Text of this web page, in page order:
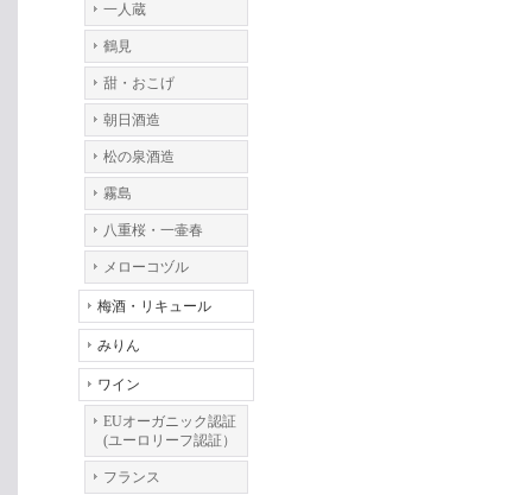
一人蔵
鶴見
甜・おこげ
朝日酒造
松の泉酒造
霧島
八重桜・一壷春
メローコヅル
梅酒・リキュール
みりん
ワイン
EUオーガニック認証
(ユーロリーフ認証）
フランス